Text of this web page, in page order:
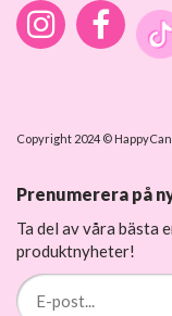
Copyright 2024 ©
Prenumerera på
Ta del av våra bästa
produktnyheter!